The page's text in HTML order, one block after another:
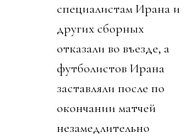
специалистам Ирана и
других сборных
отказали во въезде, а
футболистов Ирана
заставляли после по
окончании матчей
незамедлительно